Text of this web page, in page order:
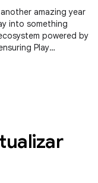
amazing year
into something
powered by
Play